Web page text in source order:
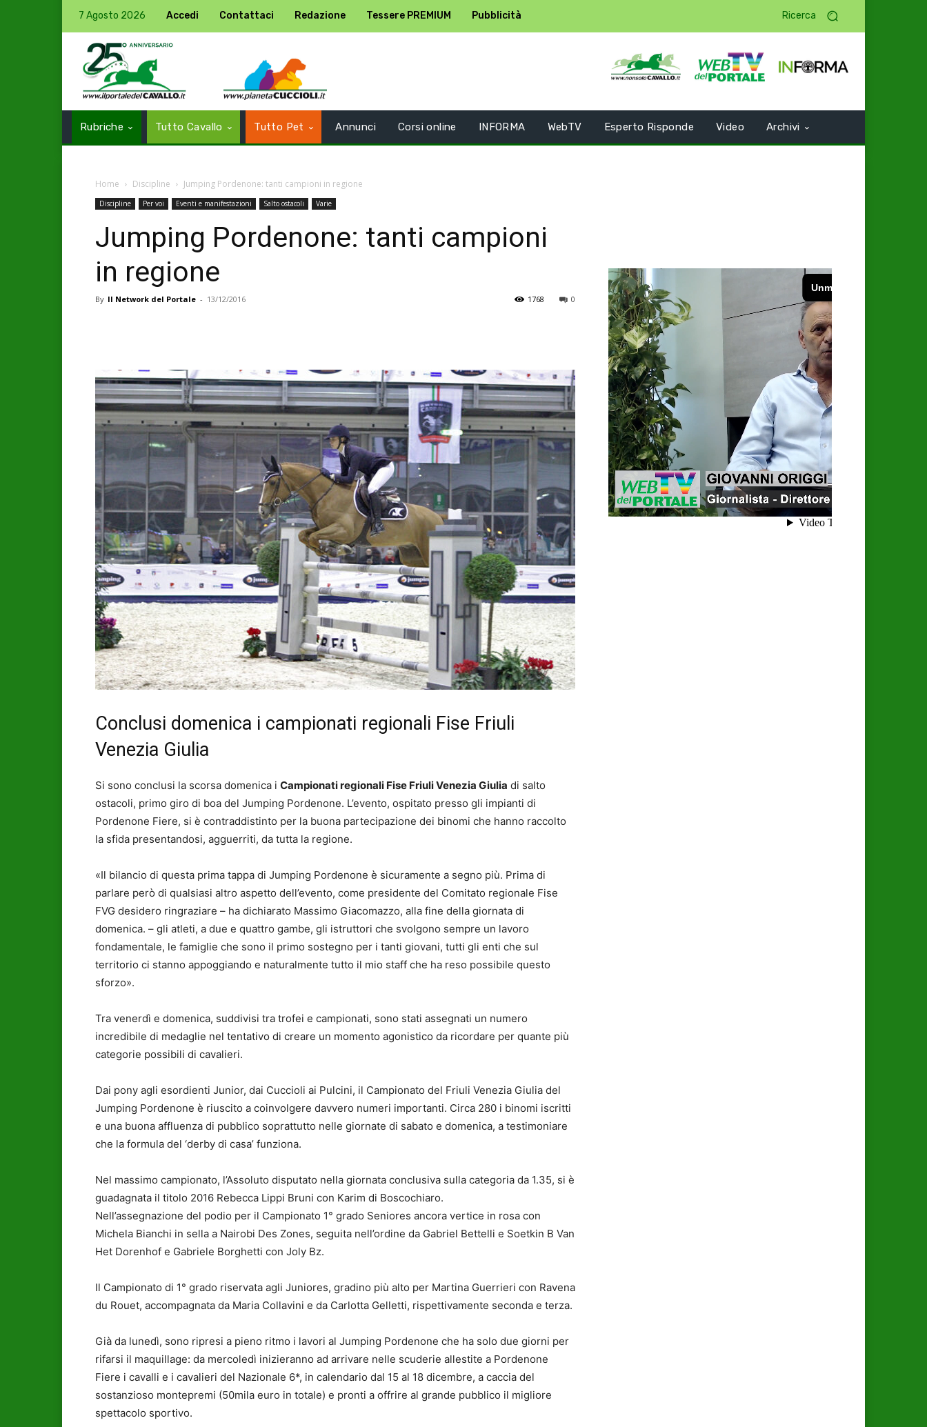
7 Agosto 2026 Accedi Contattaci Redazione Tessere PREMIUM Pubblicità Ricerca
Rubriche Tutto Cavallo Tutto Pet Annunci Corsi online INFORMA WebTV Esperto Risponde Video Archivi
Home Discipline Jumping Pordenone: tanti campioni in regione
Discipline Per voi Eventi e manifestazioni Salto ostacoli Varie
Jumping Pordenone: tanti campioni
in regione
By Il Network del Portale - 13/12/2016 0
1768
Conclusi domenica i campionati regionali Fise Friuli
Venezia Giulia
Si sono conclusi la scorsa domenica i Campionati regionali Fise Friuli Venezia Giulia di salto
ostacoli, primo giro di boa del Jumping Pordenone. L’evento, ospitato presso gli impianti di
Pordenone Fiere, si è contraddistinto per la buona partecipazione dei binomi che hanno raccolto
la sfida presentandosi, agguerriti, da tutta la regione.
«Il bilancio di questa prima tappa di Jumping Pordenone è sicuramente a segno più. Prima di
parlare però di qualsiasi altro aspetto dell’evento, come presidente del Comitato regionale Fise
FVG desidero ringraziare – ha dichiarato Massimo Giacomazzo, alla fine della giornata di
domenica. – gli atleti, a due e quattro gambe, gli istruttori che svolgono sempre un lavoro
fondamentale, le famiglie che sono il primo sostegno per i tanti giovani, tutti gli enti che sul
territorio ci stanno appoggiando e naturalmente tutto il mio staff che ha reso possibile questo
sforzo».
Tra venerdì e domenica, suddivisi tra trofei e campionati, sono stati assegnati un numero
incredibile di medaglie nel tentativo di creare un momento agonistico da ricordare per quante più
categorie possibili di cavalieri.
Dai pony agli esordienti Junior, dai Cuccioli ai Pulcini, il Campionato del Friuli Venezia Giulia del
Jumping Pordenone è riuscito a coinvolgere davvero numeri importanti. Circa 280 i binomi iscritti
e una buona affluenza di pubblico soprattutto nelle giornate di sabato e domenica, a testimoniare
che la formula del ‘derby di casa’ funziona.
Nel massimo campionato, l’Assoluto disputato nella giornata conclusiva sulla categoria da 1.35, si è
guadagnata il titolo 2016 Rebecca Lippi Bruni con Karim di Boscochiaro.
Nell’assegnazione del podio per il Campionato 1° grado Seniores ancora vertice in rosa con
Michela Bianchi in sella a Nairobi Des Zones, seguita nell’ordine da Gabriel Bettelli e Soetkin B Van
Het Dorenhof e Gabriele Borghetti con Joly Bz.
Il Campionato di 1° grado riservata agli Juniores, gradino più alto per Martina Guerrieri con Ravena
du Rouet, accompagnata da Maria Collavini e da Carlotta Gelletti, rispettivamente seconda e terza.
Già da lunedì, sono ripresi a pieno ritmo i lavori al Jumping Pordenone che ha solo due giorni per
rifarsi il maquillage: da mercoledì inizieranno ad arrivare nelle scuderie allestite a Pordenone
Fiere i cavalli e i cavalieri del Nazionale 6*, in calendario dal 15 al 18 dicembre, a caccia del
sostanzioso montepremi (50mila euro in totale) e pronti a offrire al grande pubblico il migliore
spettacolo sportivo.